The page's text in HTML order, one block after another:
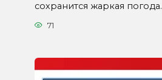
сохранится жаркая погода.
71